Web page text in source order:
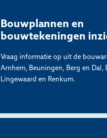
Bouwplannen en
bouwtekeningen
Vraag informatie op uit de
Arnhem, Beuningen, Berg en Dal,
Lingewaard en Renkum.